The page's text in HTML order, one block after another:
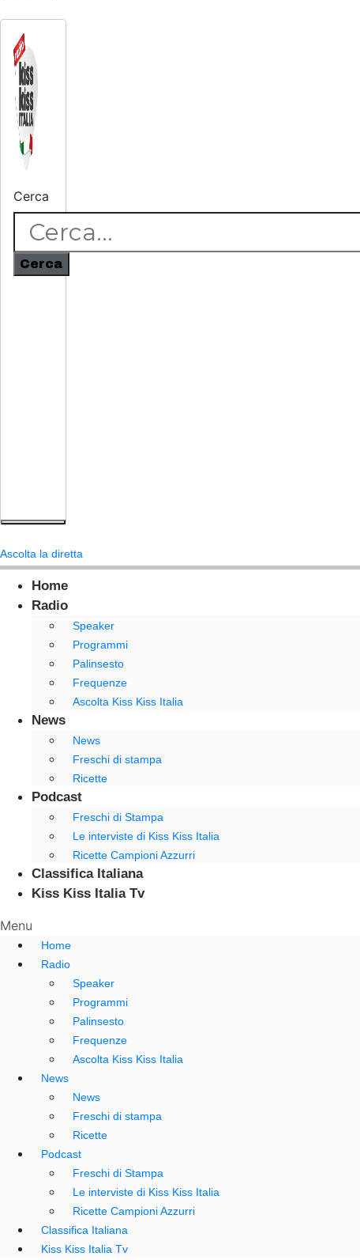
Cerca
Cerca
Ascolta la diretta
Home
Radio
Speaker
Programmi
Palinsesto
Frequenze
Ascolta Kiss Kiss Italia
News
News
Freschi di stampa
Ricette
Podcast
Freschi di Stampa
Le interviste di Kiss Kiss Italia
Ricette Campioni Azzurri
Classifica Italiana
Kiss Kiss Italia Tv
Menu
Home
Radio
Speaker
Programmi
Palinsesto
Frequenze
Ascolta Kiss Kiss Italia
News
News
Freschi di stampa
Ricette
Podcast
Freschi di Stampa
Le interviste di Kiss Kiss Italia
Ricette Campioni Azzurri
Classifica Italiana
Kiss Kiss Italia Tv